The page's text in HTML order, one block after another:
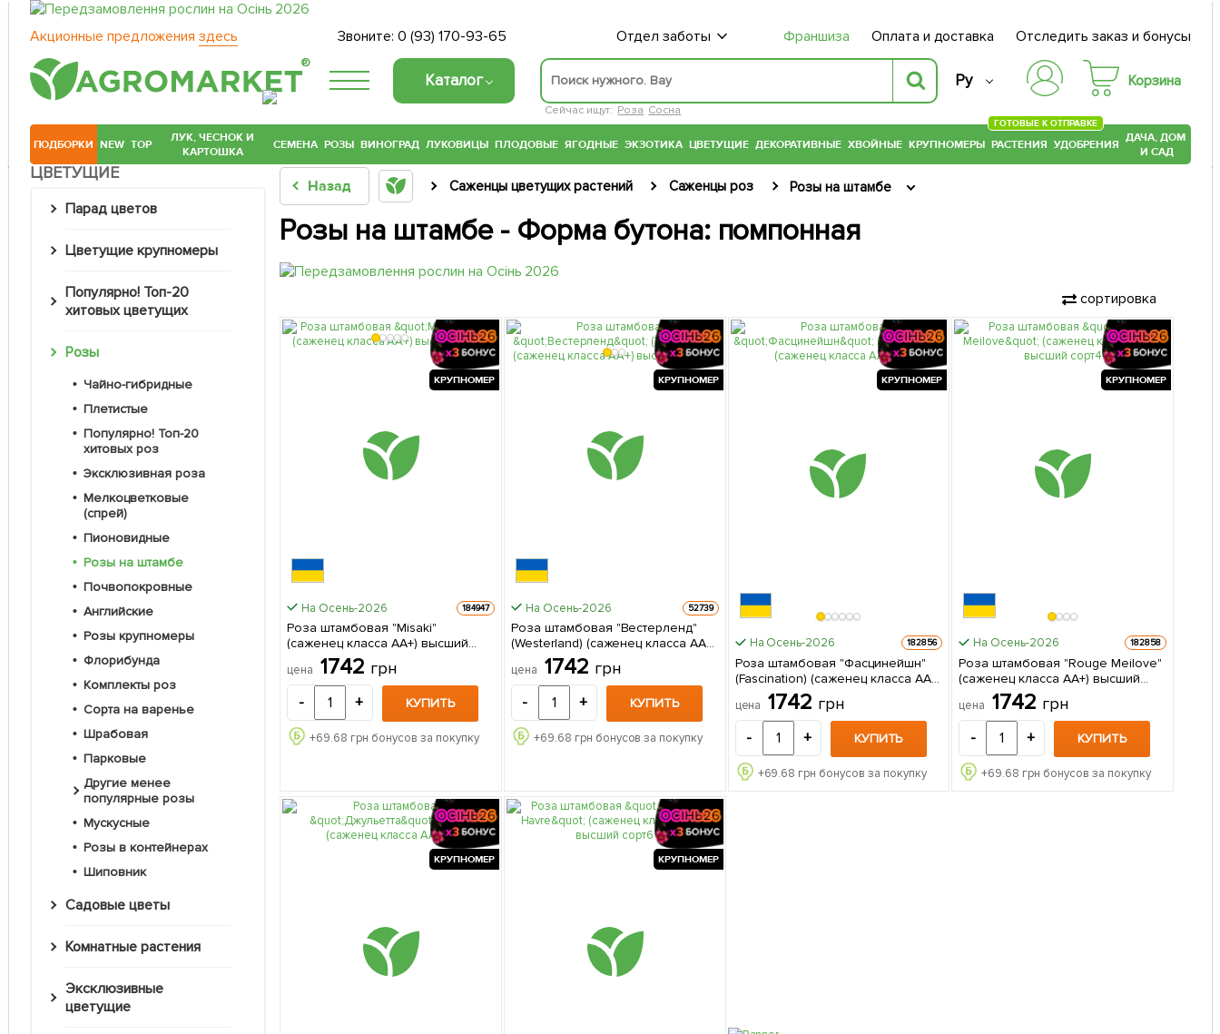
Акционные предложения здесь Звоните:0 (93) 170-93-65 Отдел заботы Франшиза Оплата и доставка Отследить заказ и бонусы
®
Каталог
Сейчас ищут: Роза Сосна
Ру Корзина
ПОДБОРКИ NEW TOP
ЛУК, ЧЕСНОК И
КАРТОШКА
СЕМЕНА РОЗЫ ВИНОГРАД ЛУКОВИЦЫ ПЛОДОВЫЕ ЯГОДНЫЕ ЭКЗОТИКА ЦВЕТУЩИЕ ДЕКОРАТИВНЫЕ ХВОЙНЫЕ КРУПНОМЕРЫ РАСТЕНИЯ
ГОТОВЫЕ К ОТПРАВКЕ
УДОБРЕНИЯ ДАЧА, ДОМ
И САД
ЦВЕТУЩИЕ
Парад цветов
Цветущие крупномеры
Популярно! Топ-20
хитовых цветущих
Розы
Чайно-гибридные
Плетистые
Популярно! Топ-20
хитовых роз
Эксклюзивная роза
Мелкоцветковые
(спрей)
Пионовидные
Розы на штамбе
Почвопокровные
Английские
Розы крупномеры
Флорибунда
Комплекты роз
Сорта на варенье
Шрабовая
Парковые
Другие менее
популярные розы
Мускусные
Розы в контейнерах
Шиповник
Садовые цветы
Комнатные растения
Эксклюзивные
цветущие
Назад Саженцы цветущих растений Саженцы роз Розы на штамбе
Розы на штамбе - Форма бутона: помпонная
сортировка
КРУПНОМЕР
На Осень-2026 184947
Роза штамбовая "Misaki"
(саженец класса АА+) высший
сорт 1 саженец в упаковке
цена 1742 грн
- + КУПИТЬ
+69.68 грн бонусов за покупку
КРУПНОМЕР
На Осень-2026 52739
Роза штамбовая "Вестерленд"
(Westerland) (саженец класса АА+)
высший сорт 1 саженец в
упаковке
цена 1742 грн
- + КУПИТЬ
+69.68 грн бонусов за покупку
КРУПНОМЕР
На Осень-2026 182856
Роза штамбовая "Фасцинейшн"
(Fascination) (саженец класса АА+)
1 саженец в упаковке
цена 1742 грн
- + КУПИТЬ
+69.68 грн бонусов за покупку
КРУПНОМЕР
На Осень-2026 182858
Роза штамбовая "Rouge Meilove"
(саженец класса АА+) высший
сорт 1 саженец в упаковке
цена 1742 грн
- + КУПИТЬ
+69.68 грн бонусов за покупку
КРУПНОМЕР КРУПНОМЕР